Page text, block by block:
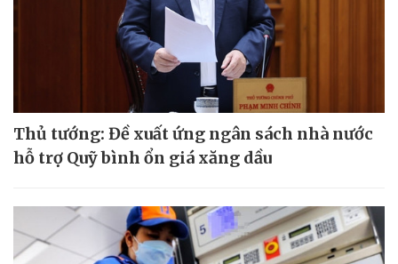
Thủ tướng: Đề xuất ứng ngân sách nhà nước
hỗ trợ Quỹ bình ổn giá xăng dầu